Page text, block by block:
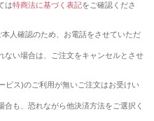
は特商法に基づく表記をご確認くださ
人確認のため、お電話をさせていただ
ない場合は、ご注文をキャンセルとさせ
ビス)のご利用が無いご注文はお受けい
も、恐れながら他決済方法をご選択く